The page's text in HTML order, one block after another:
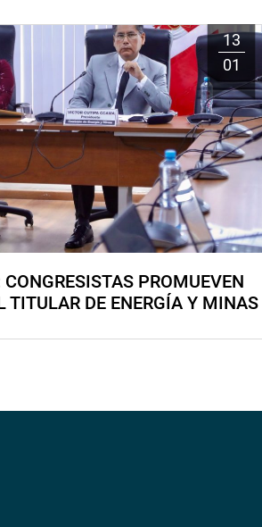
13
01
PROMUEVEN
TITULAR DE ENERGÍA Y MINAS